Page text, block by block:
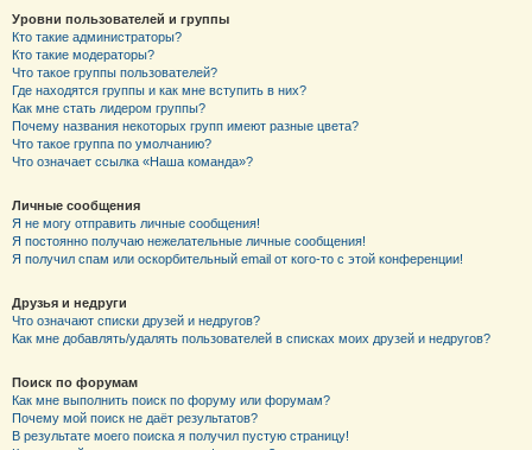
Уровни пользователей и группы
Кто такие администраторы?
Кто такие модераторы?
Что такое группы пользователей?
Где находятся группы и как мне вступить в них?
Как мне стать лидером группы?
Почему названия некоторых групп имеют разные цвета?
Что такое группа по умолчанию?
Что означает ссылка «Наша команда»?
Личные сообщения
Я не могу отправить личные сообщения!
Я постоянно получаю нежелательные личные сообщения!
Я получил спам или оскорбительный email от кого-то с этой конференции!
Друзья и недруги
Что означают списки друзей и недругов?
Как мне добавлять/удалять пользователей в списках моих друзей и недругов?
Поиск по форумам
Как мне выполнить поиск по форуму или форумам?
Почему мой поиск не даёт результатов?
В результате моего поиска я получил пустую страницу!